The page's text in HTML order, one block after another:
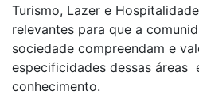
Turismo, Lazer e
relevantes para que a
sociedade compreendam e
especificidades dessas áreas
conhecimento.